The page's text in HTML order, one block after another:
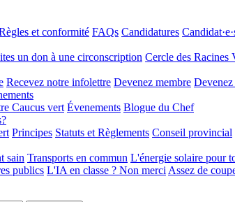
et conformité FAQs Candidatures
un don à une circonscription Cercle des Racines
Recevez notre infolettre Devenez membre
Caucus vert Évenements Blogue du Chef
Principes Statuts et Règlements Conseil provincial
sain Transports en commun L'énergie solaire pour
publics L'IA en classe ? Non merci Assez de